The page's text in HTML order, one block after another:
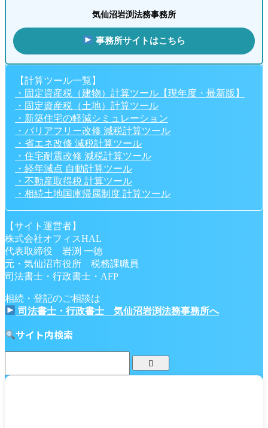
気仙沼岩渕法務事務所
事務所サイトはこちら
【計算ツール一覧】
・固定資産税（建物）計算ツール【現年度・最新版】
・固定資産税（土地）計算ツール
・新築住宅の軽減シミュレーション
・バリアフリー改修 減税計算ツール
・省エネ改修 減税計算ツール
・住宅耐震改修 減税計算ツール
・経年減点 自動計算ツール
・不動産取得税 計算ツール
・相続土地国庫帰属制度 計算ツール
【サイト運営者】
株式会社オフィスHAL
代表取締役 岩渕 一徳
元・気仙沼市役所 税務課職員
司法書士・行政書士・AFP
相続・登記のご相談は
司法書士・行政書士 気仙沼岩渕法務事務所へ
サイト内検索